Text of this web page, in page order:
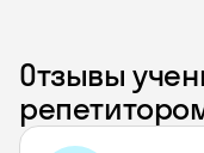
Отзывы